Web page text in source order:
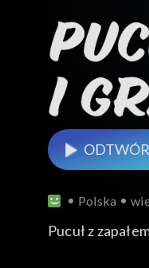
Polska
Pucuł z